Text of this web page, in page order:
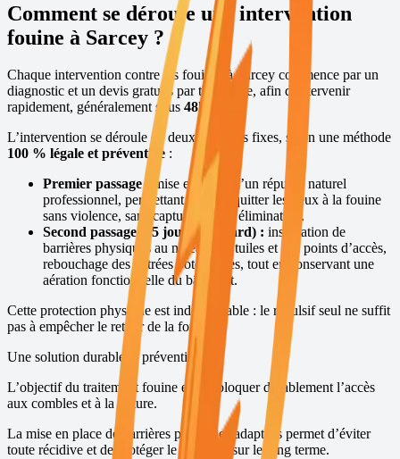
Comment se déroule une intervention
fouine à Sarcey ?
Chaque intervention contre les fouines àSarcey commence par un
diagnostic et un devis gratuits par téléphone, afin d’intervenir
rapidement, généralement sous 48h
L’intervention se déroule en deux passages fixes, selon une méthode
100 % légale et préventive :
Premier passage :
mise en place d’un répulsif naturel
professionnel, permettant de faire quitter les lieux à la fouine
sans violence, sans capture et sans élimination.
Second passage (15 jours plus tard) : installation de
barrières physiques au niveau des tuiles et des points d’accès,
rebouchage des entrées potentielles, tout en conservant une
aération fonctionnelle du bâtiment.
Cette protection physique est indispensable : le répulsif seul ne suffit
pas à empêcher le retour de la fouine.
Une solution durable et préventive
L’objectif du traitement fouine est de bloquer durablement l’accès
aux combles et à la toiture.
La mise en place de barrières physiques adaptées permet d’éviter
toute récidive et de protéger le bâtiment sur le long terme.